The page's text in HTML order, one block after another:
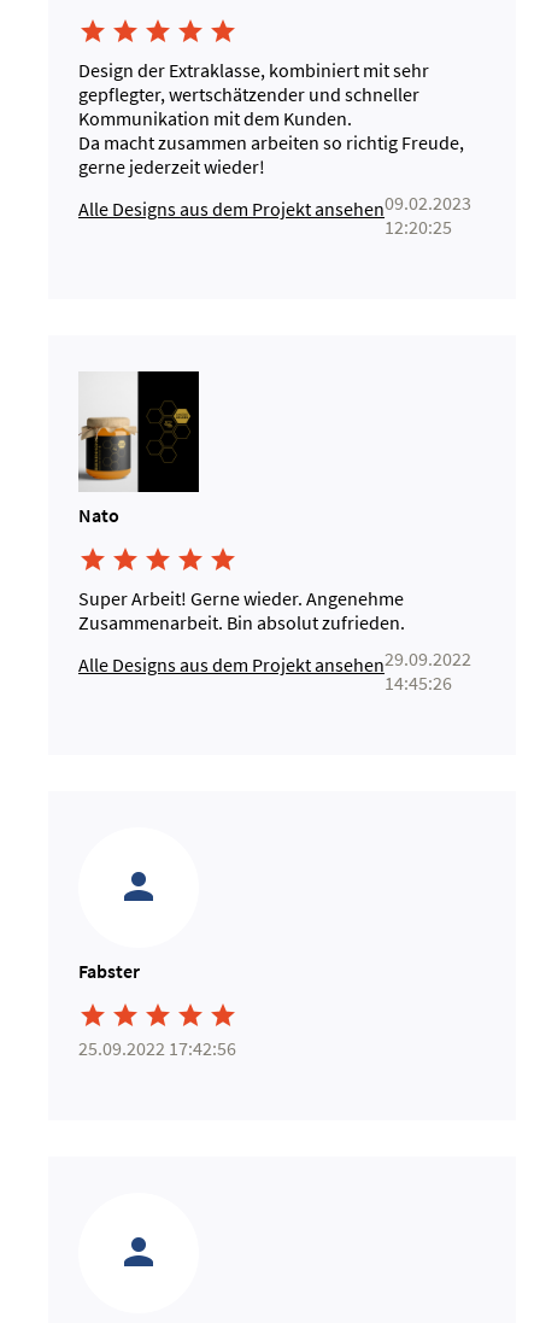
    
Design der Extraklasse, kombiniert mit sehr
gepflegter, wertschätzender und schneller
Kommunikation mit dem Kunden.
Da macht zusammen arbeiten so richtig Freude,
gerne jederzeit wieder!
Alle Designs aus dem Projekt ansehen09.02.2023
12:20:25
Nato
    
Super Arbeit! Gerne wieder. Angenehme
Zusammenarbeit. Bin absolut zufrieden.
Alle Designs aus dem Projekt ansehen29.09.2022
14:45:26
Fabster
    
25.09.2022 17:42:56